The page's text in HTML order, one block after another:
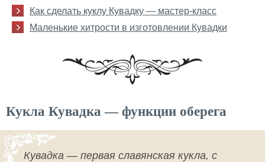
Как сделать куклу Кувадку — мастер-класс
Маленькие хитрости в изготовлении Кувадки
Кукла Кувадка — функции оберега
Кувадка — первая славянская кукла, с